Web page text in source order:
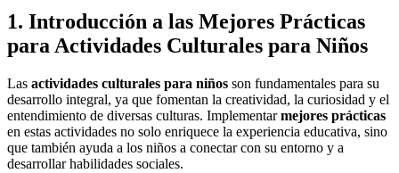
1. Introducción a las Mejores Prácticas
para Actividades Culturales para Niños
Las actividades culturales para niños son fundamentales para su
desarrollo integral, ya que fomentan la creatividad, la curiosidad y el
entendimiento de diversas culturas. Implementarmejores prácticas
en estas actividades no solo enriquece la experiencia educativa, sino
que también ayuda a los niños a conectar con su entorno y a
desarrollar habilidades sociales.